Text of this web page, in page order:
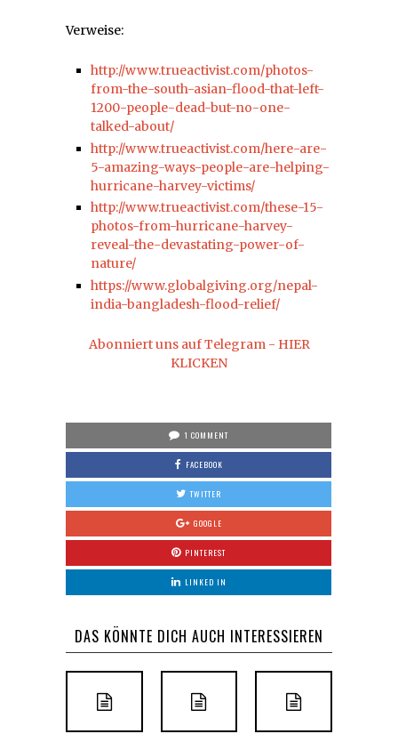
Verweise:
http://www.trueactivist.com/photos-
from-the-south-asian-flood-that-left-
1200-people-dead-but-no-one-
talked-about/
http://www.trueactivist.com/here-are-
5-amazing-ways-people-are-helping-
hurricane-harvey-victims/
http://www.trueactivist.com/these-15-
photos-from-hurricane-harvey-
reveal-the-devastating-power-of-
nature/
https://www.globalgiving.org/nepal-
india-bangladesh-flood-relief/
Abonniert uns auf Telegram - HIER
KLICKEN
1 COMMENT
FACEBOOK
TWITTER
GOOGLE
PINTEREST
LINKED IN
DAS KÖNNTE DICH AUCH INTERESSIEREN